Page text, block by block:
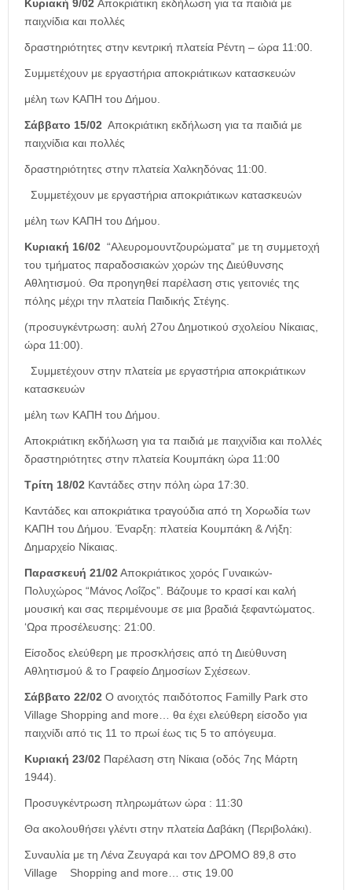
Κυριακή 9/02 Αποκριάτικη εκδήλωση για τα παιδιά με
παιχνίδια και πολλές
δραστηριότητες στην κεντρική πλατεία Ρέντη – ώρα 11:00.
Συμμετέχουν με εργαστήρια αποκριάτικων κατασκευών
μέλη των ΚΑΠΗ του Δήμου.
Σάββατο 15/02 Αποκριάτικη εκδήλωση για τα παιδιά με
παιχνίδια και πολλές
δραστηριότητες στην πλατεία Χαλκηδόνας 11:00.
Συμμετέχουν με εργαστήρια αποκριάτικων κατασκευών
μέλη των ΚΑΠΗ του Δήμου.
Κυριακή 16/02 “Αλευρομουντζουρώματα” με τη συμμετοχή
του τμήματος παραδοσιακών χορών της Διεύθυνσης
Αθλητισμού. Θα προηγηθεί παρέλαση στις γειτονιές της
πόλης μέχρι την πλατεία Παιδικής Στέγης.
(προσυγκέντρωση: αυλή 27ου Δημοτικού σχολείου Νίκαιας,
ώρα 11:00).
Συμμετέχουν στην πλατεία με εργαστήρια αποκριάτικων
κατασκευών
μέλη των ΚΑΠΗ του Δήμου.
Αποκριάτικη εκδήλωση για τα παιδιά με παιχνίδια και πολλές
δραστηριότητες στην πλατεία Κουμπάκη ώρα 11:00
Τρίτη 18/02 Καντάδες στην πόλη ώρα 17:30.
Καντάδες και αποκριάτικα τραγούδια από τη Χορωδία των
ΚΑΠΗ του Δήμου. Έναρξη: πλατεία Κουμπάκη & Λήξη:
Δημαρχείο Νίκαιας.
Παρασκευή 21/02Αποκριάτικος χορός Γυναικών-
Πολυχώρος “Μάνος Λοΐζος”. Βάζουμε το κρασί και καλή
μουσική και σας περιμένουμε σε μια βραδιά ξεφαντώματος.
‘Ωρα προσέλευσης: 21:00.
Είσοδος ελεύθερη με προσκλήσεις από τη Διεύθυνση
Αθλητισμού & το Γραφείο Δημοσίων Σχέσεων.
Σάββατο 22/02 Ο ανοιχτός παιδότοπος Familly Park στο
Village Shopping and more… θα έχει ελεύθερη είσοδο για
παιχνίδι από τις 11 το πρωί έως τις 5 το απόγευμα.
Κυριακή 23/02 Παρέλαση στη Νίκαια (οδός 7ης Μάρτη
1944).
Προσυγκέντρωση πληρωμάτων ώρα : 11:30
Θα ακολουθήσει γλέντι στην πλατεία Δαβάκη (Περιβολάκι).
Συναυλία με τη Λένα Ζευγαρά και τον ΔΡΟΜΟ 89,8 στο
Village Shopping and more… στις 19.00